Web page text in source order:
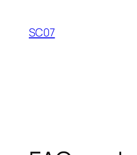
Inhalt
springen
SC07